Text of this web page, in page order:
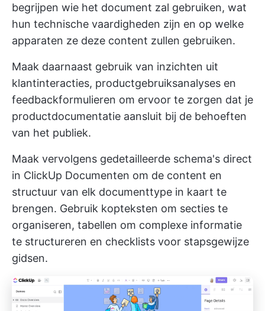
begrijpen wie het document zal gebruiken, wat
hun technische vaardigheden zijn en op welke
apparaten ze deze content zullen gebruiken.
Maak daarnaast gebruik van inzichten uit
klantinteracties, productgebruiksanalyses en
feedbackformulieren om ervoor te zorgen dat je
productdocumentatie aansluit bij de behoeften
van het publiek.
Maak vervolgens gedetailleerde schema's direct
in ClickUp Documenten om de content en
structuur van elk documenttype in kaart te
brengen. Gebruik kopteksten om secties te
organiseren, tabellen om complexe informatie
te structureren en checklists voor stapsgewijze
gidsen.